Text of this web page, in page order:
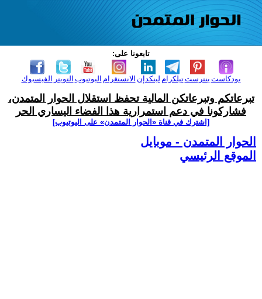
تابعونا على:
الفيسبوك التويتر اليوتيوب الانستغرام لينكدإن تيلكرامبنترست بودكاست
تبرعاتكم وتبرعاتكن المالية تحفظ استقلال الحوار المتمدن،
فشاركونا في دعم استمرارية هذا الفضاء اليساري الحر
[اشترك في قناة ‫«الحوار المتمدن» على اليوتيوب]
الحوار المتمدن - موبايل
الموقع الرئيسي